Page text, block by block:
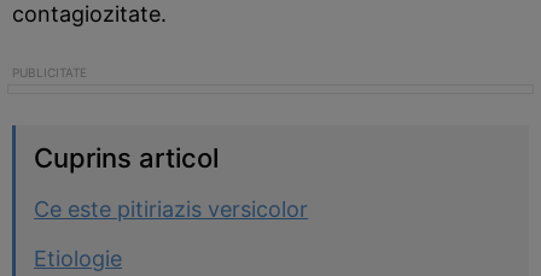
contagiozitate.
Cuprins articol
Ce este pitiriazis versicolor
Etiologie